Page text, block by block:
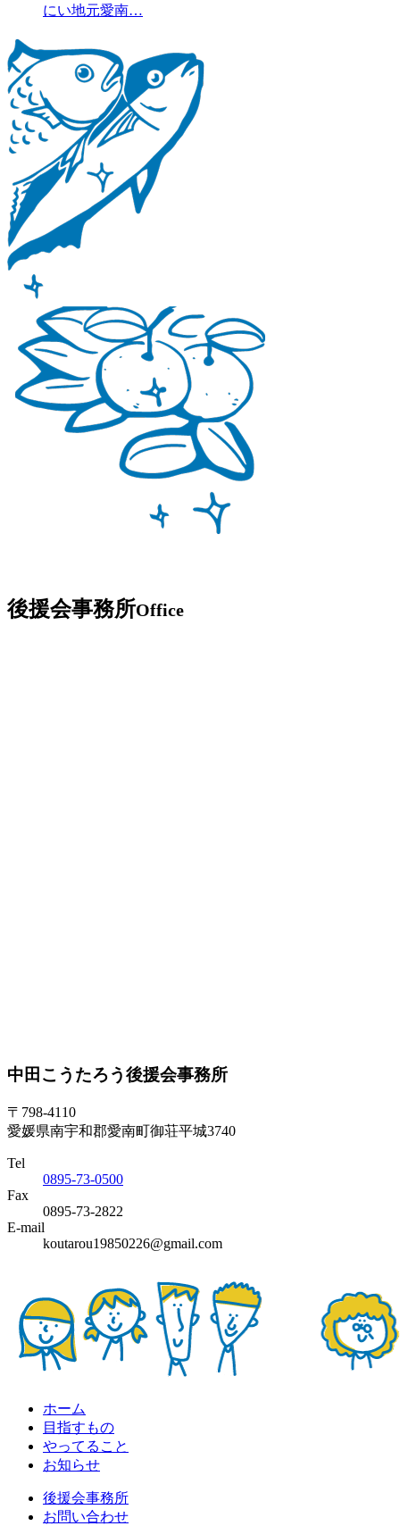
にい地元愛南…
後援会事務所Office
中田こうたろう後援会事務所
〒798-4110
愛媛県南宇和郡愛南町御荘平城3740
Tel
0895-73-0500
Fax
0895-73-2822
E-mail
koutarou19850226@gmail.com
ホーム
目指すもの
やってること
お知らせ
後援会事務所
お問い合わせ